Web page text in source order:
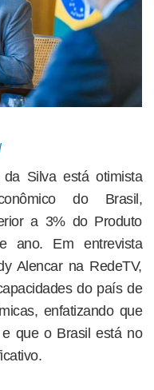
Silva está otimista
do Brasil,
a 3% do Produto
ano. Em entrevista
Alencar na RedeTV,
do país de
enfatizando que
que o Brasil está no